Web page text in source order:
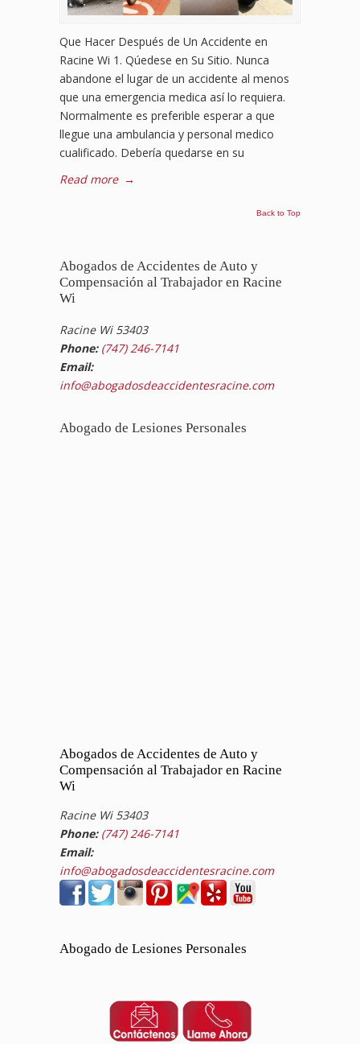
Que Hacer Después de Un Accidente en
Racine Wi 1. Qúedese en Su Sitio. Nunca
abandone el lugar de un accidente al menos
que una emergencia medica así lo requiera.
Normalmente es preferible esperar a que
llegue una ambulancia y personal medico
cualificado. Debería quedarse en su
Read more →
Back to Top
Abogados de Accidentes de Auto y
Compensación al Trabajador en Racine
Wi
Racine Wi 53403
Phone: (747) 246-7141
Email:
info@abogadosdeaccidentesracine.com
Abogado de Lesiones Personales
Abogados de Accidentes de Auto y
Compensación al Trabajador en Racine
Wi
Racine Wi 53403
Phone: (747) 246-7141
Email:
info@abogadosdeaccidentesracine.com
Abogado de Lesiones Personales